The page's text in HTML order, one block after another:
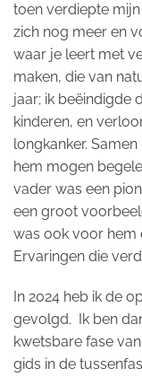
toen verdiepte
zich nog meer en
waar je leert met
maken, die van
jaar; ik beëindigde
kinderen, en
longkanker.
hem mogen
vader was een
een groot
was ook voor hem
Ervaringen die
In 2024 heb ik de
gevolgd. Ik ben
kwetsbare fase
gids in de